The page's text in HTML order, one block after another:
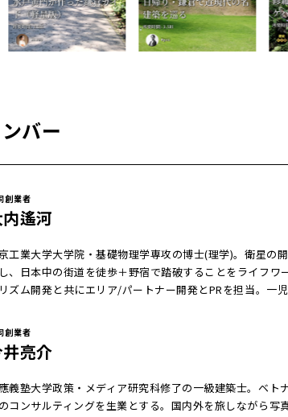
バー
創業者
遙河
工業大学大学院・基礎物理学専攻の博士(理学)。衛星の
、日本中の街道を徒歩＋野宿で踏破することをライフ
ズム開発と共にエリア/パートナー開発とPRを担当。一児
創業者
亮介
義塾大学政策・メディア研究科修了の一級建築士。ベト
コンサルティングを生業とする。国内外を旅しながら